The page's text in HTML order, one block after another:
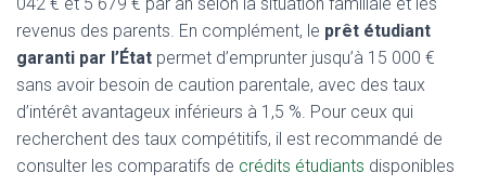
revenus des parents. En complément, le prêt étudiant
garanti par l’État permet d’emprunter jusqu’à 15 000 €
sans avoir besoin de caution parentale, avec des taux
d’intérêt avantageux inférieurs à 1,5 %. Pour ceux qui
recherchent des taux compétitifs, il est recommandé de
consulter les comparatifs de crédits étudiants disponibles